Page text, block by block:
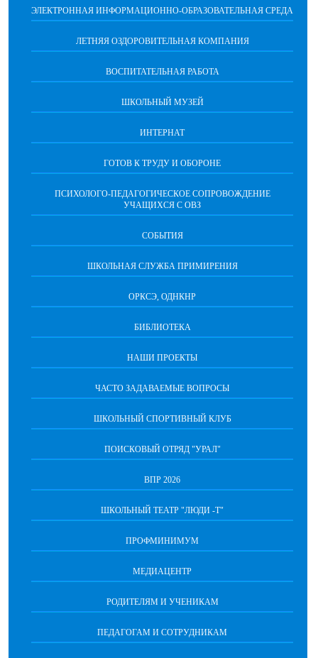
ЭЛЕКТРОННАЯ ИНФОРМАЦИОННО-ОБРАЗОВАТЕЛЬНАЯ СРЕДА
ЛЕТНЯЯ ОЗДОРОВИТЕЛЬНАЯ КОМПАНИЯ
ВОСПИТАТЕЛЬНАЯ РАБОТА
ШКОЛЬНЫЙ МУЗЕЙ
ИНТЕРНАТ
ГОТОВ К ТРУДУ И ОБОРОНЕ
ПСИХОЛОГО-ПЕДАГОГИЧЕСКОЕ СОПРОВОЖДЕНИЕ
УЧАЩИХСЯ С ОВЗ
СОБЫТИЯ
ШКОЛЬНАЯ СЛУЖБА ПРИМИРЕНИЯ
ОРКСЭ, ОДНКНР
БИБЛИОТЕКА
НАШИ ПРОЕКТЫ
ЧАСТО ЗАДАВАЕМЫЕ ВОПРОСЫ
ШКОЛЬНЫЙ СПОРТИВНЫЙ КЛУБ
ПОИСКОВЫЙ ОТРЯД "УРАЛ"
ВПР 2026
ШКОЛЬНЫЙ ТЕАТР "ЛЮДИ -Т"
ПРОФМИНИМУМ
МЕДИАЦЕНТР
РОДИТЕЛЯМ И УЧЕНИКАМ
ПЕДАГОГАМ И СОТРУДНИКАМ